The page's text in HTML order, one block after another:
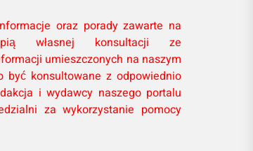
oraz porady zawarte na
własnej konsultacji ze
umieszczonych na naszym
być konsultowane z odpowiednio
i wydawcy naszego portalu
za wykorzystanie pomocy